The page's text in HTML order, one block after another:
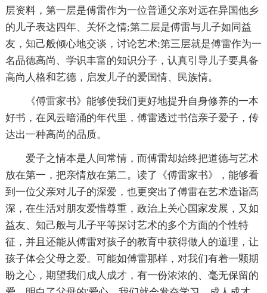
层资料，第一层是傅雷作为一位普通父亲对远在异国他乡
的儿子表达四年、关怀之情;第二层是傅雷与儿子如同益
友，知己般倾心地交谈，讨论艺术;第三层就是傅雷作为一
名品德高尚、学识丰富的知识分子，认真引导儿子要具备
高尚人格和艺德，启发儿子的爱国情、民族情。
《傅雷家书》能够使我们更好地提升自身修养的一本
好书，在风云暗涌的年代里，傅雷透过书信亲子爱子，传
达出一种高尚的品质。
爱子之情本是人间常情，而傅雷却始终把道德与艺术
放在第一，把亲情放在第二。读了《傅雷家书》，能够看
到一位父亲对儿子的深爱，也更突出了傅雷在艺术造诣高
深，在生活对朋友爱惜尊重，政治上关心国家发展，又如
益友、知己般与儿子平等探讨艺术的多个方面的个性特
征，并且还能从傅雷对孩子的教育中获得做人的道理，让
孩子体会父母之爱。可能如傅雷那样，对我们有着一颗期
盼之心，期望我们成人成才，有一份浓浓的、毫无保留的